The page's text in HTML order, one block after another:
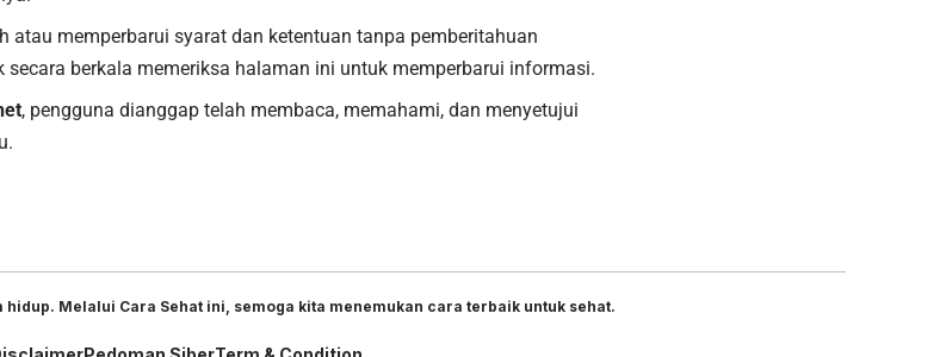
atau memperbarui syarat dan ketentuan tanpa pemberitahuan
berkala memeriksa halaman ini untuk memperbarui informasi.
, pengguna dianggap telah membaca, memahami, dan menyetujui
Melalui Cara Sehat ini, semoga kita menemukan cara terbaik untuk sehat.